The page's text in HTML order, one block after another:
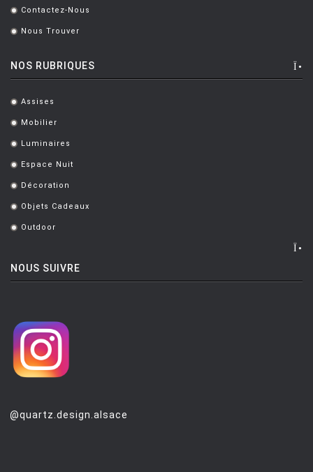
. Contactez-Nous
. Nous Trouver
NOS RUBRIQUES
. Assises
. Mobilier
. Luminaires
. Espace Nuit
. Décoration
. Objets Cadeaux
. Outdoor
NOUS SUIVRE
@quartz.design.alsace